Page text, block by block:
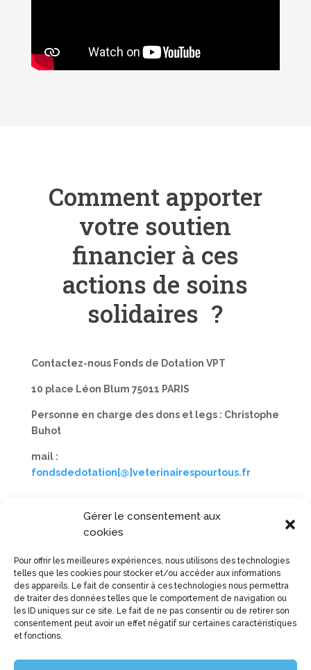
Gérer le consentement aux
cookies
Pour offrir les meilleures expériences, nous utilisons des technologies
telles que les cookies pour stocker et/ou accéder aux informations
des appareils. Le fait de consentir à ces technologies nous permettra
de traiter des données telles que le comportement de navigation ou
les ID uniques sur ce site. Le fait de ne pas consentir ou de retirer son
consentement peut avoir un effet négatif sur certaines caractéristiques
et fonctions.
Comment apporter
votre soutien
financier à ces
actions de soins
solidaires ?
Contactez-nous Fonds de Dotation VPT
10 place Léon Blum 75011 PARIS
Personne en charge des dons et legs : Christophe
Buhot
mail :
fondsdedotation[@]veterinairespourtous.fr